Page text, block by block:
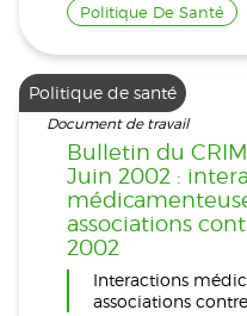
Politique De Santé
Politique de santé
Document de travail
Bulletin du CRIM
Juin 2002 :
associations
2002
Interactions
associations